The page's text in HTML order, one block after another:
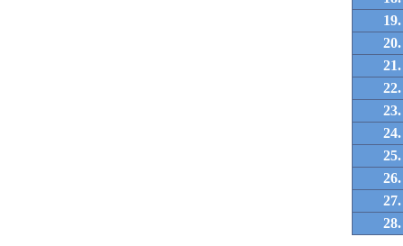
19.
20.
21.
22.
23.
24.
25.
26.
27.
28.